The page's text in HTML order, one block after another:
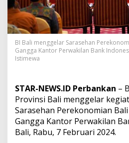
l
P
e
r
b
u
h
a
n
E
k
BI Bali menggelar Sarasehan
Gangga Kantor Perwakilan Bank
Istimewa
STAR-NEWS.ID Perbankan –
Provinsi Bali menggelar
Sarasehan Perekonomian
Gangga Kantor Perwakilan
Bali, Rabu, 7 Februari 2024.